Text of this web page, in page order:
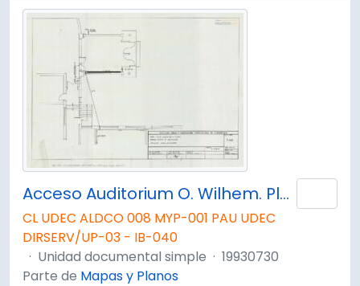
Acceso Auditorium O. Wilhem. Planta de Calefacción.
CL UDEC ALDCO 008 MYP-001 PAU UDEC
DIRSERV/UP-03 - IB-040
· Unidad documental simple · 19930730
Parte de Mapas y Planos